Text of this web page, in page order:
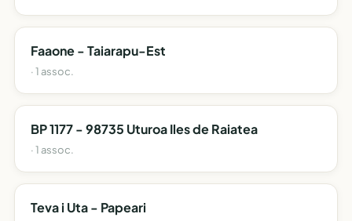
Faaone - Taiarapu-Est
· 1 assoc.
BP 1177 - 98735 Uturoa Iles de Raiatea
· 1 assoc.
Teva i Uta - Papeari